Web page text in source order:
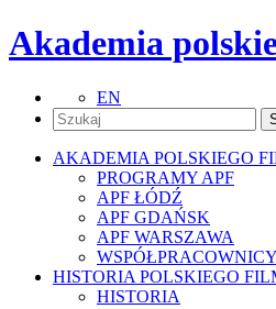
Akademia
EN
AKADEMIA POLSKIEGO
PROGRAMY APF
APF ŁÓDŹ
APF GDAŃSK
APF WARSZAWA
WSPÓŁPRACOWNICY
HISTORIA POLSKIEGO
HISTORIA